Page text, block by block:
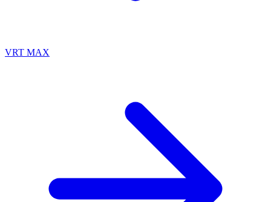
VRT MAX